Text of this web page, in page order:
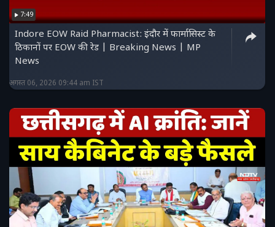
7:49
Indore EOW Raid Pharmacist: इंदौर में फार्मासिस्ट के
ठिकानों पर EOW की रेड | Breaking News | MP
News
अगस्त 06, 2026 09:44 am IST